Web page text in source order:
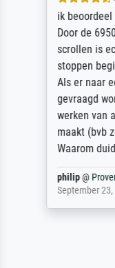
ik
Door de
scrollen is
stoppen
Als er naar
gevraagd
werken van
maakt (bvb
Waarom
philip@
September 23,